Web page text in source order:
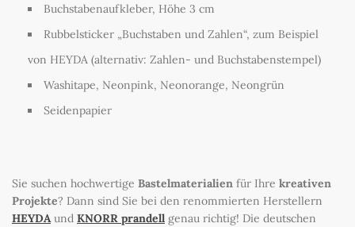
Buchstabenaufkleber, Höhe 3 cm
Rubbelsticker „Buchstaben und Zahlen“, zum Beispiel
von HEYDA (alternativ: Zahlen- und Buchstabenstempel)
Washitape, Neonpink, Neonorange, Neongrün
Seidenpapier
Sie suchen hochwertige Bastelmaterialien für Ihre kreativen
Projekte? Dann sind Sie bei den renommierten Herstellern
HEYDA und KNORR prandell genau richtig! Die deutschen